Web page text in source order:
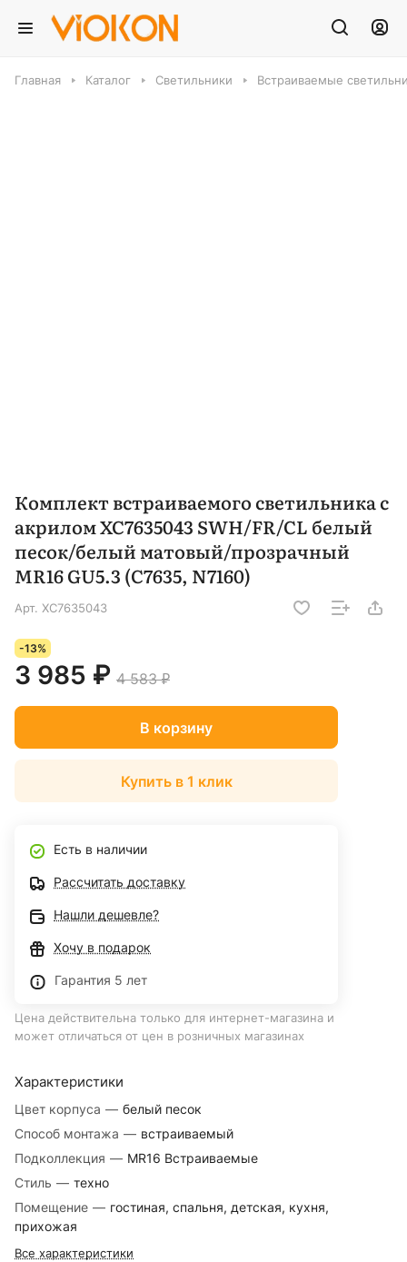
Главная Каталог Светильники Встраиваемые
Комплект встраиваемого светильника с
акрилом XC7635043 SWH/FR/CL белый
песок/белый матовый/прозрачный
MR16 GU5.3 (C7635, N7160)
Арт. XC7635043
Характеристики
Цвет корпуса — белый песок
Способ монтажа — встраиваемый
Подколлекция — MR16 Встраиваемые
Стиль — техно
Помещение — гостиная, спальня, детская, кухня,
прихожая
Все характеристики
-13%
3 985 ₽ 4 583 ₽
В корзину
Купить в 1 клик
Есть в наличии
Рассчитать доставку
Нашли дешевле?
Хочу в подарок
Гарантия 5 лет
Цена действительна только для интернет-магазина и
может отличаться от цен в розничных магазинах